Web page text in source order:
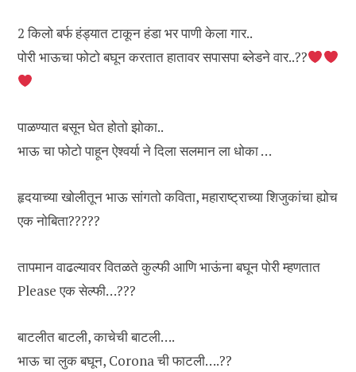
2 किलो बर्फ हंड्यात टाकून हंडा भर पाणी केला गार..
पोरी भाऊचा फोटो बघून करतात हातावर सपासपा ब्लेडने वार..??
पाळण्यात बसून घेत होतो झोका..
भाऊ चा फोटो पाहून ऐश्वर्या ने दिला सलमान ला धोका …
हृदयाच्या खोलीतून भाऊ सांगतो कविता, महाराष्ट्राच्या शिजुकांचा ह्योच
एक नोबिता?????
तापमान वाढल्यावर वितळते कुल्फी आणि भाऊंना बघून पोरी म्हणतात
Please एक सेल्फी…???
बाटलीत बाटली, काचेची बाटली….
भाऊ चा लुक बघून, Corona ची फाटली….??